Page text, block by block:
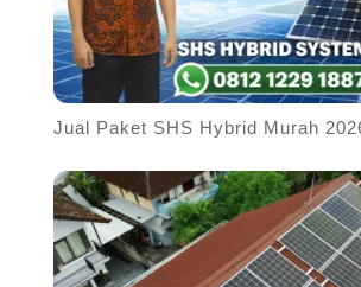
Jual Paket SHS Hybrid Murah